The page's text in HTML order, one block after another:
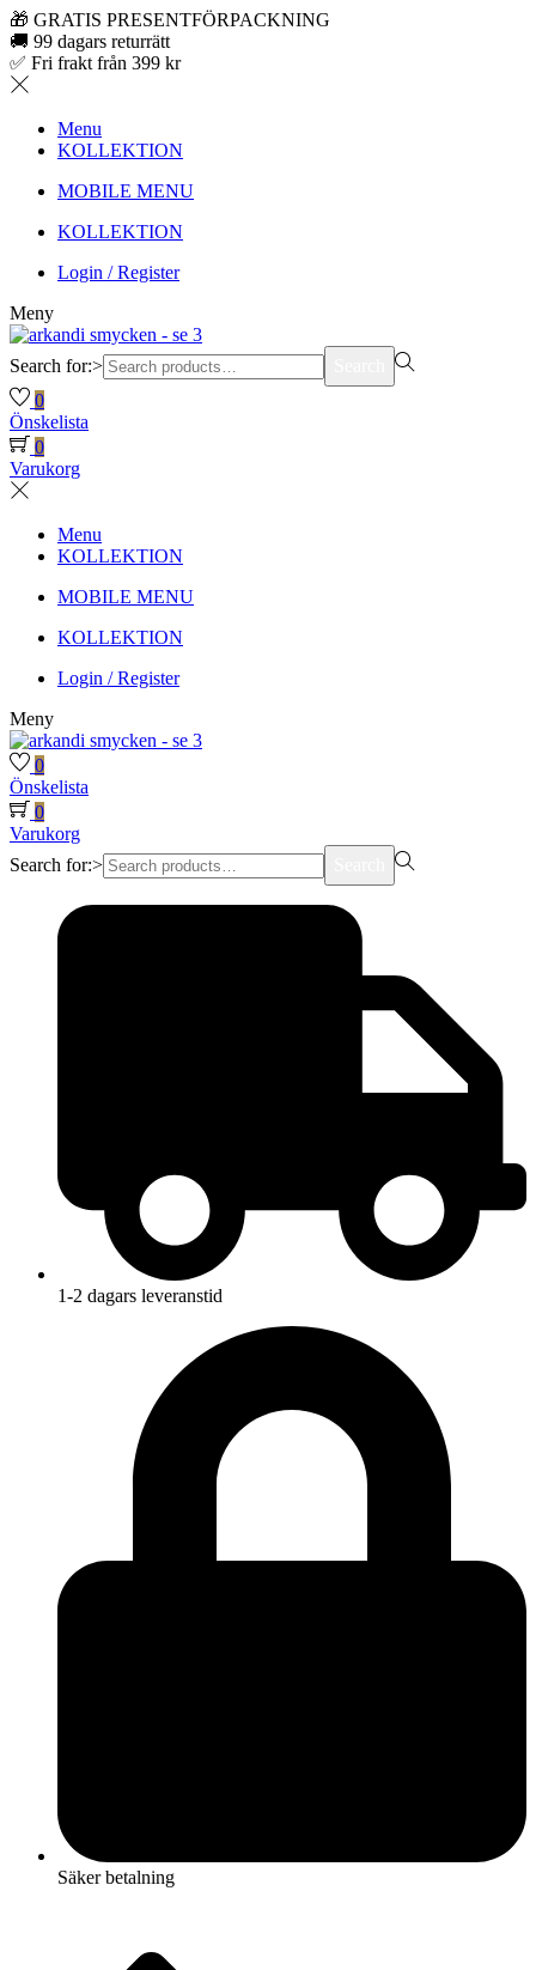
🎁 GRATIS PRESENTFÖRPACKNING
🚚 99 dagars returrätt
✅ Fri frakt från 399 kr
Menu
KOLLEKTION
MOBILE MENU
KOLLEKTION
Login / Register
Meny
Search for:>
0
Önskelista
0
Varukorg
Menu
KOLLEKTION
MOBILE MENU
KOLLEKTION
Login / Register
Meny
0
Önskelista
0
Varukorg
Search for:>
1-2 dagars leveranstid
Säker betalning